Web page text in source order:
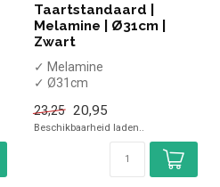
Taartstandaard |
Melamine | Ø31cm |
Zwart
✓ Melamine
✓ Ø31cm
23,25 20,95
Beschikbaarheid laden..